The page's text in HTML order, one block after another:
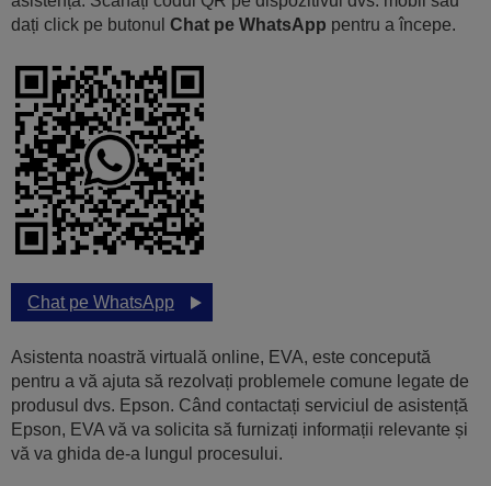
dați click pe butonul Chat pe WhatsApp pentru a începe.
Chat pe WhatsApp
Asistenta noastră virtuală online, EVA, este concepută
pentru a vă ajuta să rezolvați problemele comune legate de
produsul dvs. Epson. Când contactați serviciul de asistență
Epson, EVA vă va solicita să furnizați informații relevante și
vă va ghida de-a lungul procesului.